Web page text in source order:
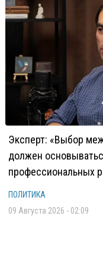
Эксперт: «Выбор
должен
профессиональных
ПОЛИТИКА
09 Августа 2026 - 02:09